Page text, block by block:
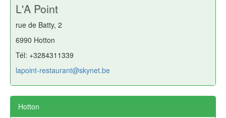
L'A Point
rue de Batty, 2
6990 Hotton
Tél: +3284311339
lapoint-restaurant@skynet.be
Hotton